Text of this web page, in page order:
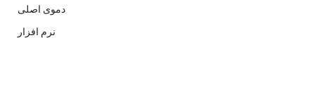
دموی اصلی
نرم افزار